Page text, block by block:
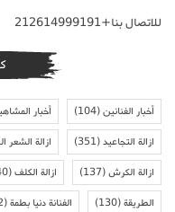
للاتصال بنا+212614999191
أخبار الفنانين(104) أخبار
ازالة التجاعيد(351) ازالة الشعر
ازالة الكرش(137) ازالة الكلف(140)
الطريقة(130) الفنانة دنيا بطمة(142)